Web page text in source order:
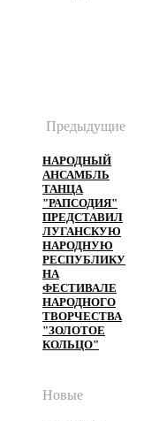
Предыдущие
НАРОДНЫЙ
АНСАМБЛЬ
ТАНЦА
"РАПСОДИЯ"
ПРЕДСТАВИЛ
ЛУГАНСКУЮ
НАРОДНУЮ
РЕСПУБЛИКУ
НА
ФЕСТИВАЛЕ
НАРОДНОГО
ТВОРЧЕСТВА
"ЗОЛОТОЕ
КОЛЬЦО"
Новые